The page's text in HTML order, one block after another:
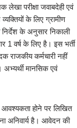
लेखा परीक्षा जवाबदेही एवं
के लिए ग्रामीण
के अनुसार निकाली
1 वर्ष के लिए है। इस भर्ती
राजकीय कर्मचारी नहीं
अभ्यर्थी मानसिक एवं
होने पर लिखित
अनिवार्य है। आवेदन की